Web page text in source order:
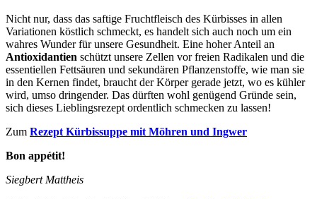
Nicht nur, dass das saftige Fruchtfleisch des Kürbisses in allen
Variationen köstlich schmeckt, es handelt sich auch noch um ein
wahres Wunder für unsere Gesundheit. Eine hoher Anteil an
Antioxidantien schützt unsere Zellen vor freien Radikalen und die
essentiellen Fettsäuren und sekundären Pflanzenstoffe, wie man sie
in den Kernen findet, braucht der Körper gerade jetzt, wo es kühler
wird, umso dringender. Das dürften wohl genügend Gründe sein,
sich dieses Lieblingsrezept ordentlich schmecken zu lassen!
Zum Rezept Kürbissuppe mit Möhren und Ingwer
Bon appétit!
Siegbert Mattheis